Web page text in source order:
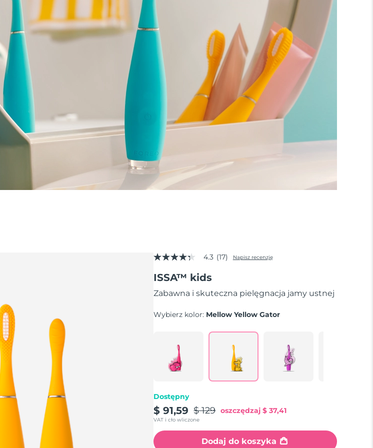
4.3
5
gwiazdek,
średnia
Read
samej
strony.
4.3 (17) Napisz recenzję
ISSA™ kids
Zabawna i skuteczna pielęgnacja jamy ustnej
Wybierz kolor: Mellow Yellow Gator
Dostępny
$ 91,59 $ 129 oszczędzaj$ 37,41
VAT i cło wliczone
Dodaj do koszyka